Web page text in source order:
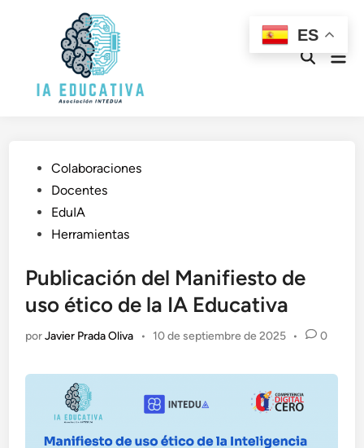
Abrir
Publicado
en
Colaboraciones
Docentes
EduIA
Herramientas
Publicación del Manifiesto de
uso ético de la IA Educativa
porJavier Prada Oliva • 10 de septiembre de 2025 • 0
ES